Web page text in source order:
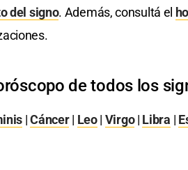
del signo. Además, consultá el
de todos los
|Cáncer| Leo| Virgo| Libra |